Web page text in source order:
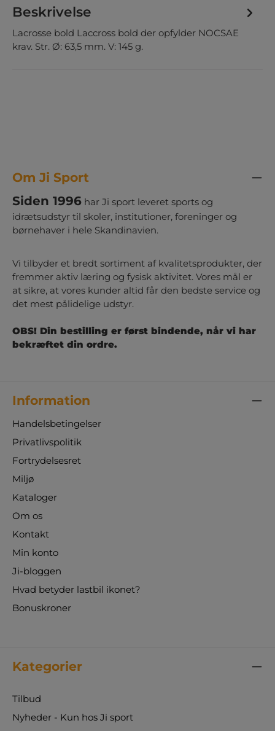
Beskrivelse
Lacrosse bold Laccross bold der opfylder NOCSAE
krav. Str. Ø: 63,5 mm. V: 145 g.
Om Ji Sport
Siden 1996 har Ji sport leveret sports og
idrætsudstyr til skoler, institutioner, foreninger og
børnehaver i hele Skandinavien.
Vi tilbyder et bredt sortiment af kvalitetsprodukter, der
fremmer aktiv læring og fysisk aktivitet. Vores mål er
at sikre, at vores kunder altid får den bedste service og
det mest pålidelige udstyr.
OBS! Din bestilling er først bindende, når vi har
bekræftet din ordre.
Information
Handelsbetingelser
Privatlivspolitik
Fortrydelsesret
Miljø
Kataloger
Om os
Kontakt
Min konto
Ji-bloggen
Hvad betyder lastbil ikonet?
Bonuskroner
Kategorier
Tilbud
Nyheder - Kun hos Ji sport